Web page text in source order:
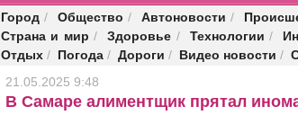
Город / Общество / Автоновости /
Страна и мир / Здоровье / Технологии /
Отдых / Погода / Дороги / Видео новости /
21.05.2025 9:48
В Самаре алиментщик прятал